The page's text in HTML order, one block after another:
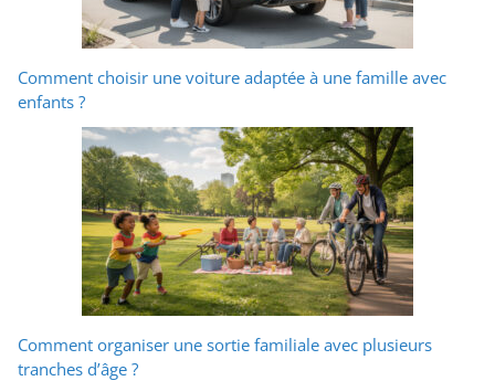
Comment choisir une voiture adaptée à une famille avec
enfants ?
Comment organiser une sortie familiale avec plusieurs
tranches d’âge ?